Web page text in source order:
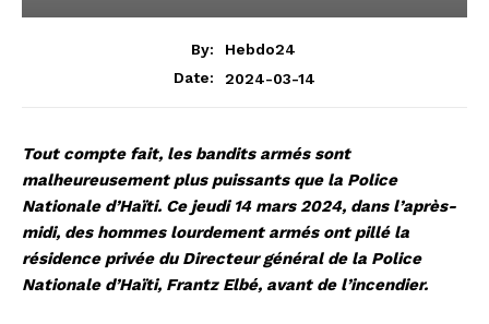
By:
Hebdo24
Date:
2024-03-14
Tout compte fait, les bandits armés sont
malheureusement plus puissants que la Police
Nationale d’Haïti. Ce jeudi 14 mars 2024, dans l’après-
midi, des hommes lourdement armés ont pillé la
résidence privée du Directeur général de la Police
Nationale d’Haïti, Frantz Elbé, avant de l’incendier.